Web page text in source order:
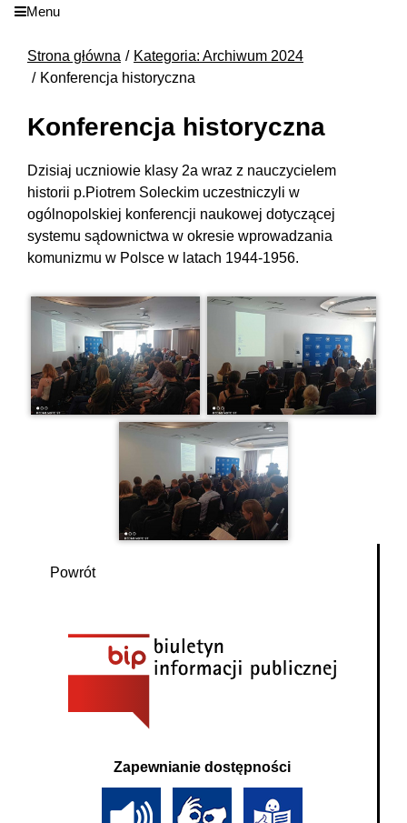
Menu
Strona główna
Kategoria: Archiwum 2024
Konferencja historyczna
Konferencja historyczna
Dzisiaj uczniowie klasy 2a wraz z nauczycielem
historii p.Piotrem Soleckim uczestniczyli w
ogólnopolskiej konferencji naukowej dotyczącej
systemu sądownictwa w okresie wprowadzania
komunizmu w Polsce w latach 1944-1956.
Powrót
Zapewnianie dostępności